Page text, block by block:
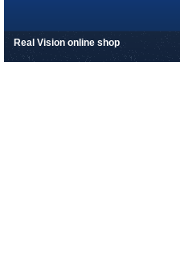
Real Vision online shop